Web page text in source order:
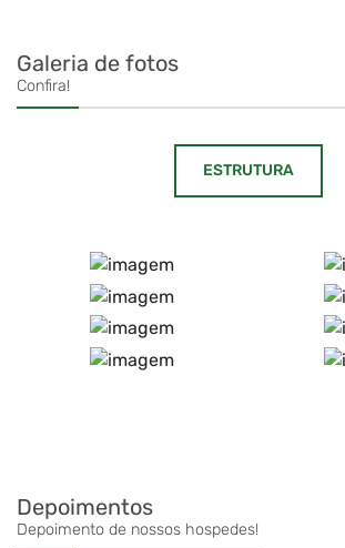
Galeria de fotos
Confira!
ESTRUTURA
Depoimentos
Depoimento de nossos hospedes!